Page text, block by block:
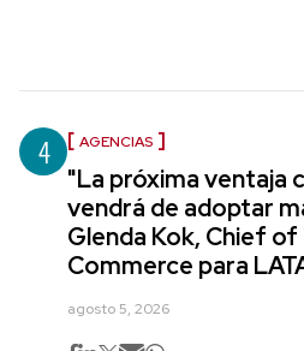
4 AGENCIAS
"La próxima ventaja
vendrá de adoptar
Glenda Kok, Chief
Commerce para
agosto 5, 2026